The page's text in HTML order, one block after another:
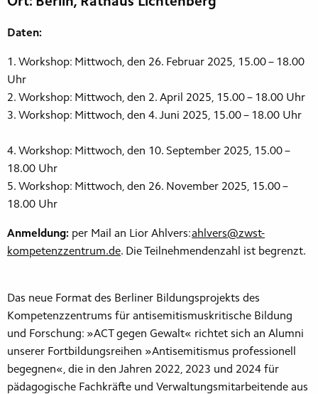
Daten:
1. Workshop: Mittwoch, den 26. Februar 2025, 15.00 – 18.00
Uhr
2. Workshop: Mittwoch, den 2. April 2025, 15.00 – 18.00 Uhr
3. Workshop: Mittwoch, den 4. Juni 2025, 15.00 – 18.00 Uhr
4. Workshop: Mittwoch, den 10. September 2025, 15.00 –
18.00 Uhr
5. Workshop: Mittwoch, den 26. November 2025, 15.00 –
18.00 Uhr
Anmeldung: per Mail an Lior Ahlvers:ahlvers@zwst-
kompetenzzentrum.de. Die Teilnehmendenzahl ist begrenzt.
Das neue Format des Berliner Bildungsprojekts des
Kompetenzzentrums für antisemitismuskritische Bildung
und Forschung: »ACT gegen Gewalt« richtet sich an Alumni
unserer Fortbildungsreihen »Antisemitismus professionell
begegnen«, die in den Jahren 2022, 2023 und 2024 für
pädagogische Fachkräfte und Verwaltungsmitarbeitende aus